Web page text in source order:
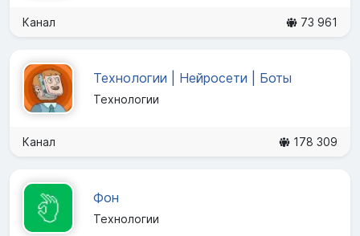
Канал 73 961
Технологии | Нейросети | Боты
Технологии
Канал 178 309
Фон
Технологии